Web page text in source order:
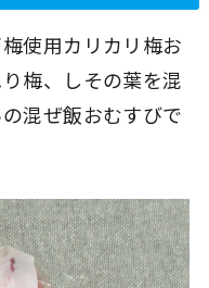
使用カリカリ梅お
梅、しその葉を混
混ぜ飯おむすびで